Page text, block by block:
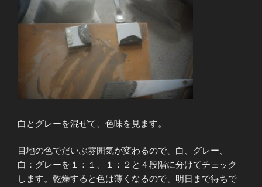
白とグレーを混ぜて、色味を見ます。
目地の色でだいぶ雰囲気が変わるので、白、グレー、
白：グレーを１：１、１：２と４段階に分けてチェック
します。乾燥すると色は薄くなるので、明日まで待ちで